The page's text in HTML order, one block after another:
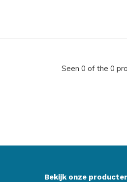
Seen 0 of the 0
Bekijk onze